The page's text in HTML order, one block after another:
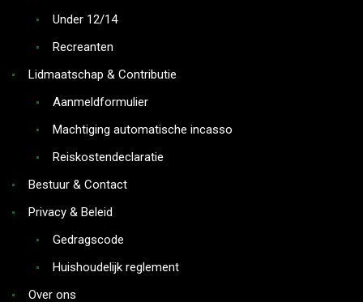
Under 12/14
Recreanten
Lidmaatschap & Contributie
Aanmeldformulier
Machtiging automatische incasso
Reiskostendeclaratie
Bestuur & Contact
Privacy & Beleid
Gedragscode
Huishoudelijk reglement
Over ons